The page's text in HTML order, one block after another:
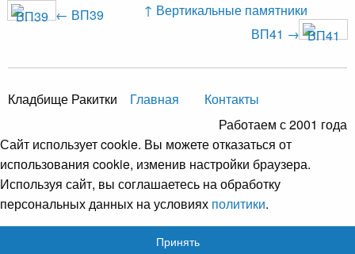
← ВП39
↑ Вертикальные памятники
ВП41 →
Кладбище Ракитки Главная
Контакты
Работаем с 2001 года
Сайт использует cookie. Вы можете отказаться от
использования cookie, изменив настройки браузера.
Используя сайт, вы соглашаетесь на обработку
персональных данных на условиях политики.
Принять